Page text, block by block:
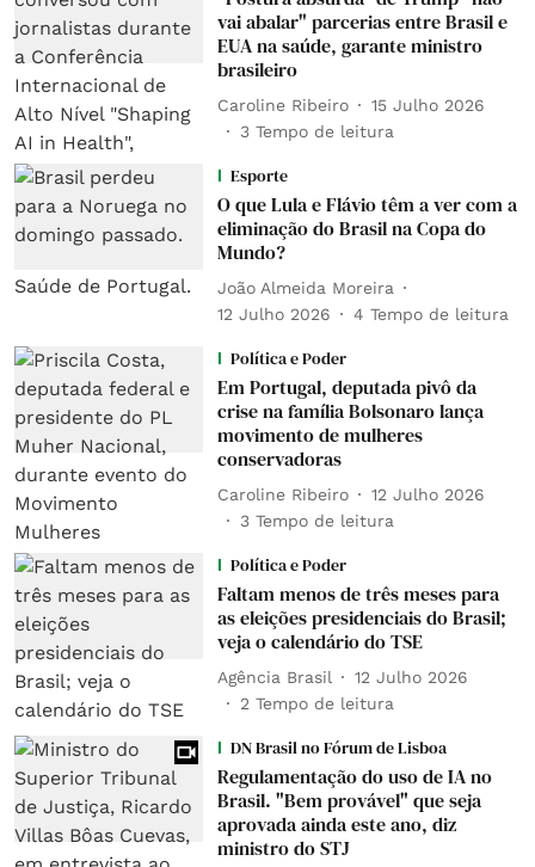
vai abalar" parcerias entre Brasil e
EUA na saúde, garante ministro
brasileiro
Caroline Ribeiro
15 Julho 2026
3 Tempo de leitura
Esporte
O que Lula e Flávio têm a ver com a
eliminação do Brasil na Copa do
Mundo?
João Almeida Moreira
12 Julho 2026
4 Tempo de leitura
Política e Poder
Em Portugal, deputada pivô da
crise na família Bolsonaro lança
movimento de mulheres
conservadoras
Caroline Ribeiro
12 Julho 2026
3 Tempo de leitura
Política e Poder
Faltam menos de três meses para
as eleições presidenciais do Brasil;
veja o calendário do TSE
Agência Brasil
12 Julho 2026
2 Tempo de leitura
DN Brasil no Fórum de Lisboa
Regulamentação do uso de IA no
Brasil. "Bem provável" que seja
aprovada ainda este ano, diz
ministro do STJ